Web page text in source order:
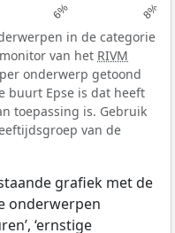
6% 8%
in de categorie
van het RIVM
onderwerp getoond
buurt Epse is dat heeft
toepassing is. Gebruik
van de
grafiek met de
onderwerpen
‘ernstige